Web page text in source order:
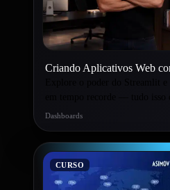
Criando Aplicativos Web
Explore o poder do Streamlit
em tempo recorde — tudo isso
Dashboards
CURSO